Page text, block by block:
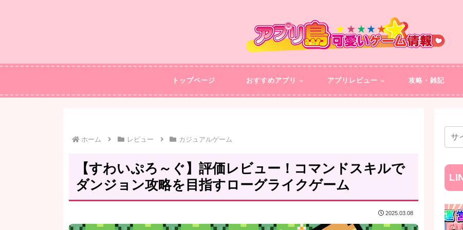
トップページ おすすめアプリ アプリレビュー 攻略・雑記
ホーム レビュー カジュアルゲーム
【すわいぷろ～ぐ】評価レビュー！コマンドスキルで
ダンジョン攻略を目指すローグライクゲーム
2025.03.08